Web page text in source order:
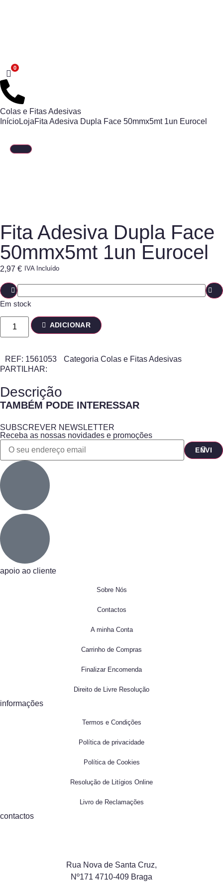
Colas e Fitas Adesivas
InícioLojaFita Adesiva Dupla Face 50mmx5mt 1un Eurocel
Fita Adesiva Dupla Face
50mmx5mt 1un Eurocel
2,97 € IVA Incluído
Em stock
ADICIONAR
REF: 1561053 Categoria Colas e Fitas Adesivas
PARTILHAR:
Descrição
TAMBÉM PODE INTERESSAR
SUBSCREVER NEWSLETTER
Receba as nossas novidades e promoções
apoio ao cliente
Sobre Nós
Contactos
A minha Conta
Carrinho de Compras
Finalizar Encomenda
Direito de Livre Resolução
informações
Termos e Condições
Política de privacidade
Política de Cookies
Resolução de Litígios Online
Livro de Reclamações
contactos
Rua Nova de Santa Cruz,
Nº171 4710-409 Braga